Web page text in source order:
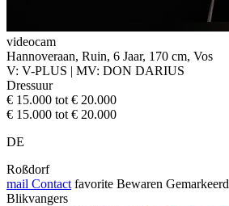
videocam
Hannoveraan, Ruin, 6 Jaar, 170 cm, Vos
V: V-PLUS | MV: DON DARIUS
Dressuur
€ 15.000 tot € 20.000
€ 15.000 tot € 20.000
DE
Roßdorf
mail Contact favorite Bewaren Gemarkeerd
Blikvangers